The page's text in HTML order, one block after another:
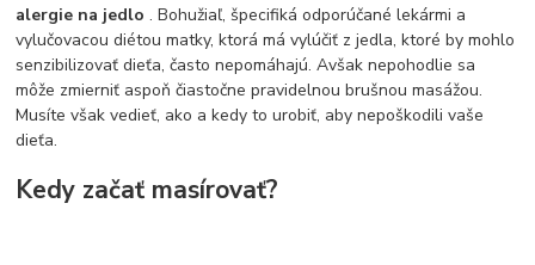
L.O.L. Surprise domčeky
L.O.L. Surprise postavičky
L.O.L. Surprise zberateľské figúrky
L.O.L. OMG L.O.L. OMG Bábiky
alergie na jedlo. Bohužiaľ, špecifiká odporúčané lekármi a
vylučovacou diétou matky, ktorá má vylúčiť z jedla, ktoré by mohlo
senzibilizovať dieťa, často nepomáhajú. Avšak nepohodlie sa
môže zmierniť aspoň čiastočne pravidelnou brušnou masážou.
Musíte však vedieť, ako a kedy to urobiť, aby nepoškodili vaše
dieťa.
Kedy začať masírovať?